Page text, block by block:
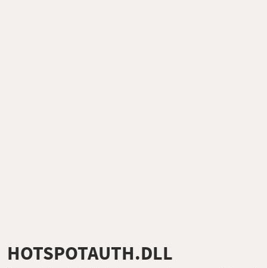
HOTSPOTAUTH.DLL